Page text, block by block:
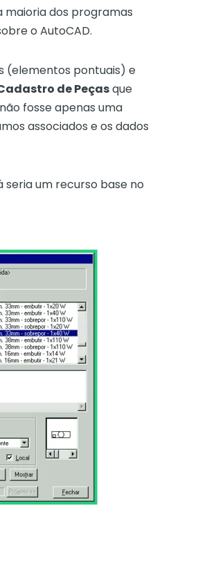
maioria dos programas
o AutoCAD.
(elementos pontuais) e
de Peçasque
fosse apenas uma
associados e os dados
seria um recurso base no